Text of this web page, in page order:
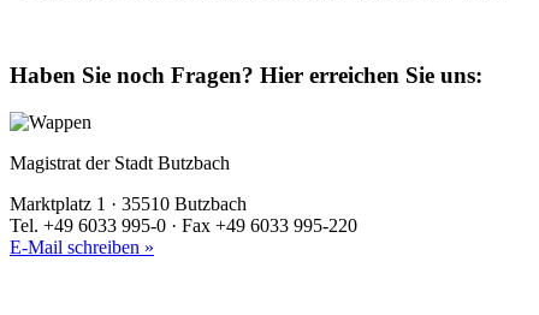
Haben Sie noch Fragen? Hier erreichen Sie uns:
Magistrat der Stadt Butzbach
Marktplatz 1 · 35510 Butzbach
Tel. +49 6033 995-0 · Fax +49 6033 995-220
E-Mail schreiben »